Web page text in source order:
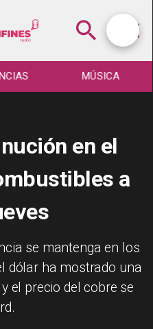
MÚSICA
en el
a
se mantenga en los
dólar ha mostrado una
el precio del cobre se